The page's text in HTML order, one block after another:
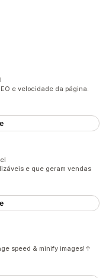
e velocidade da página.
e que geram vendas
speed & minify images!↑